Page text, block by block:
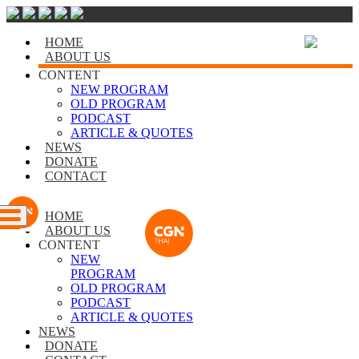
HOME
ABOUT US
CONTENT
NEW PROGRAM
OLD PROGRAM
PODCAST
ARTICLE & QUOTES
NEWS
DONATE
CONTACT
HOME
ABOUT US
CONTENT
NEW
PROGRAM
OLD PROGRAM
PODCAST
ARTICLE & QUOTES
NEWS
DONATE